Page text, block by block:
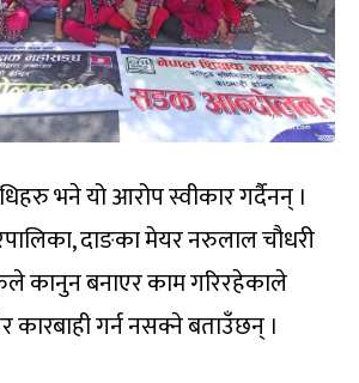
भने यो आरोप स्वीकार गर्दैनन् ।
दाङका मेयर नरुलाल चौधरी
कानुन बनाएर काम गरिरहेकाले
कारबाही गर्न नसक्ने बताउँछन् ।